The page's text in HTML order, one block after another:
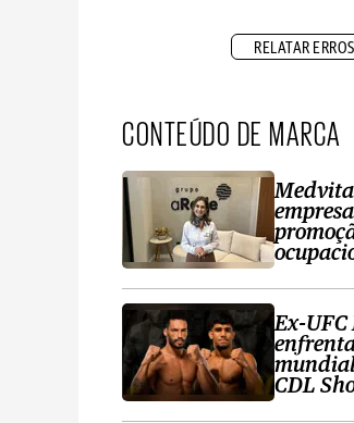
RELATAR ERROS
CONTEÚDO DE MARCA
Ex-
CDL